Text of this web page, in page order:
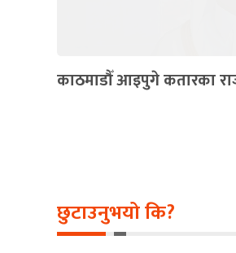
काठमाडौँ आइपुगे कतारका
छुटाउनुभयो कि?